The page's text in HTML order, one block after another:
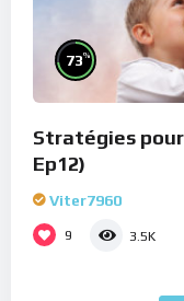
73%
Stratégies pour
Ep12)
Viter7960
9 3.5K